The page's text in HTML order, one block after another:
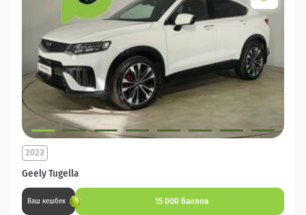
Geely Tugella
2023
Ваш кешбек 15 000 баллов